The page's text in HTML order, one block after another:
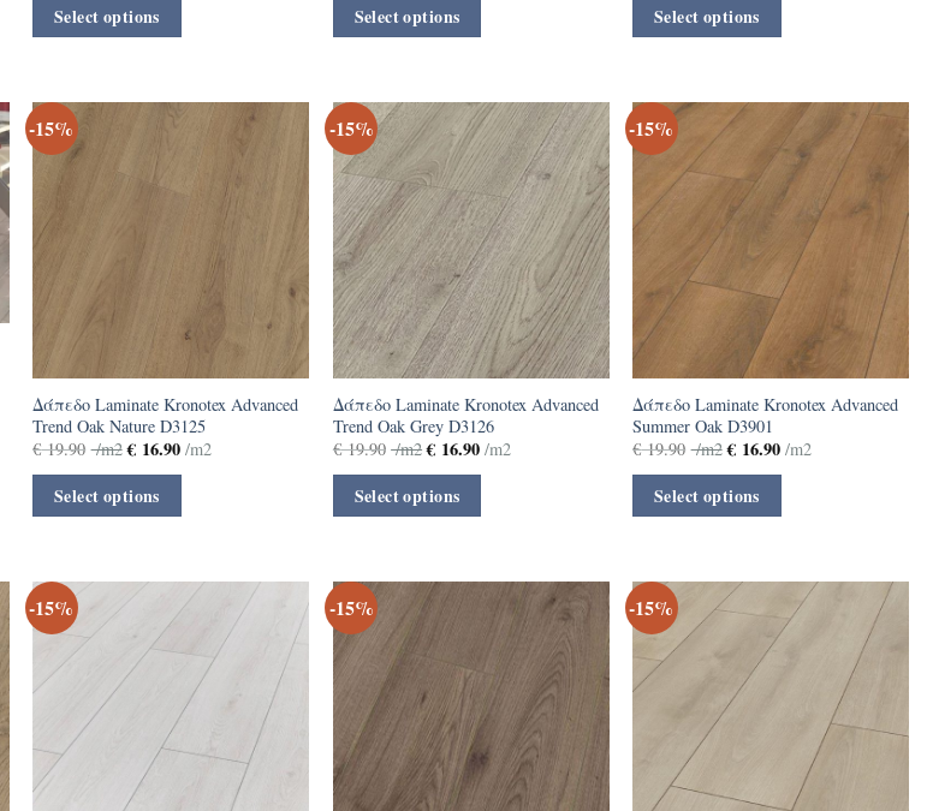
Select options Select options Select options
-15%
Δάπεδο Laminate Kronotex Advanced
Trend Oak Nature D3125
€19.90 /m2 €16.90/m2
Select options
-15%
Δάπεδο Laminate Kronotex Advanced
Trend Oak Grey D3126
€19.90 /m2 € 16.90 /m2
Select options
-15%
Δάπεδο Laminate Kronotex Advanced
Summer Oak D3901
€19.90 /m2 €16.90/m2
Select options
-15% -15% -15%